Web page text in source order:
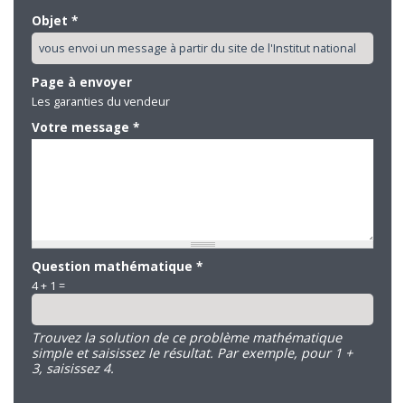
Objet *
Page à envoyer
Les garanties du vendeur
Votre message *
Question mathématique *
4 + 1 =
Trouvez la solution de ce problème mathématique
simple et saisissez le résultat. Par exemple, pour 1 +
3, saisissez 4.